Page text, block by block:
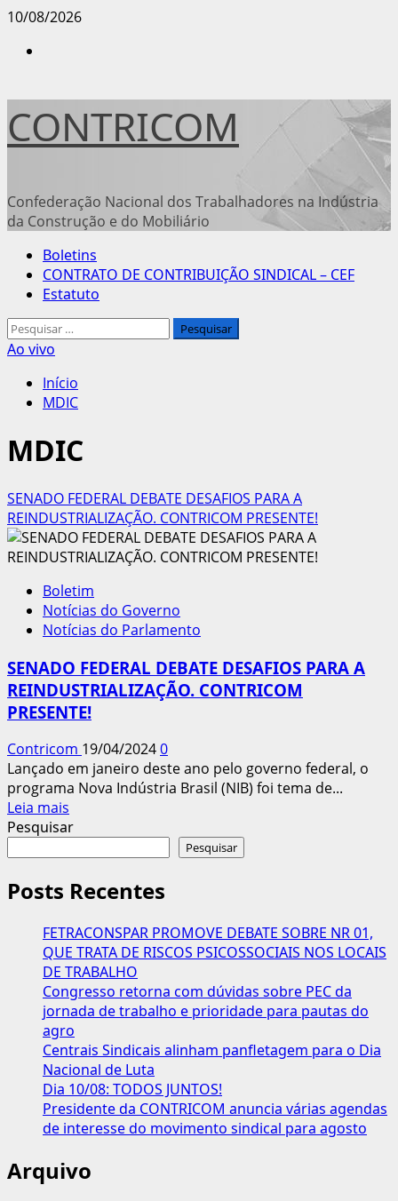
Avançar
10/08/2026
CONTRICOM
Confederação Nacional dos Trabalhadores na Indústria
da Construção e do Mobiliário
Menu
principal
Boletins
CONTRATO DE CONTRIBUIÇÃO SINDICAL – CEF
Estatuto
Pesquisar
por:
Ao vivo
Início
MDIC
MDIC
SENADO FEDERAL DEBATE DESAFIOS PARA A
REINDUSTRIALIZAÇÃO. CONTRICOM PRESENTE!
Boletim
Notícias do Governo
Notícias do Parlamento
SENADO FEDERAL DEBATE DESAFIOS PARA A
REINDUSTRIALIZAÇÃO. CONTRICOM
PRESENTE!
Contricom 19/04/20240
Lançado em janeiro deste ano pelo governo federal, o
programa Nova Indústria Brasil (NIB) foi tema de...
Leia mais
mais
FEDERAL
DEBATE
DESAFIOS
PARA
A
REINDUSTRIALIZAÇÃO.
CONTRICOM
PRESENTE!
Pesquisar
Pesquisar
Posts Recentes
FETRACONSPAR PROMOVE DEBATE SOBRE NR 01,
QUE TRATA DE RISCOS PSICOSSOCIAIS NOS LOCAIS
DE TRABALHO
Congresso retorna com dúvidas sobre PEC da
jornada de trabalho e prioridade para pautas do
agro
Centrais Sindicais alinham panfletagem para o Dia
Nacional de Luta
Dia 10/08: TODOS JUNTOS!
Presidente da CONTRICOM anuncia várias agendas
de interesse do movimento sindical para agosto
Arquivo